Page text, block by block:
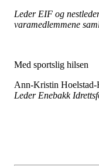
Leder EIF og
varamedlemmene
Med sportslig hilsen
Ann-Kristin Hoelstad-
Leder Enebakk